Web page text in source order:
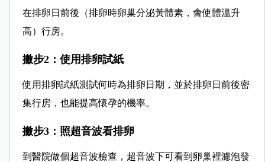
在排卵日前後（排卵時卵巢分泌黃體素，會使體溫升
高）行房。
撇步2：使用排卵試紙
使用排卵試紙測試何時為排卵日期，並於排卵日前後密
集行房，也能提高懷孕的機率。
撇步3：照超音波看排卵
到醫院做個超音波檢查，超音波下可看到卵巢裡濾泡發